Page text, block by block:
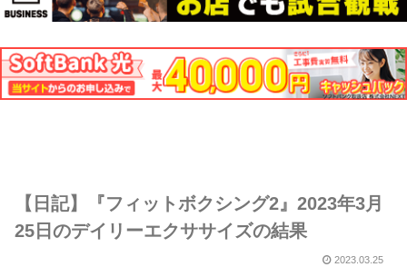
【日記】『フィットボクシング2』2023年3月
25日のデイリーエクササイズの結果
2023.03.25